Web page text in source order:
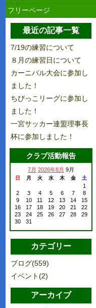
フリーページ
最近の記事一覧
7/19の練習について
８月の練習日について
カーニバル大会に参加し
ました！
ちびっこリーグに参加し
ました！
一宮サッカー連盟理事長
杯に参加しました！
クラブ活動報告
7月 2026年8月 9月
日 月 火 水 木 金 土
1
2
3 4 5 6 7
8
9
10 11 12 13 14
15
16
17 18 19 20 21
22
23
24 25 26 27 28
29
30
31
カテゴリー
ブログ(559)
イベント(2)
アーカイブ